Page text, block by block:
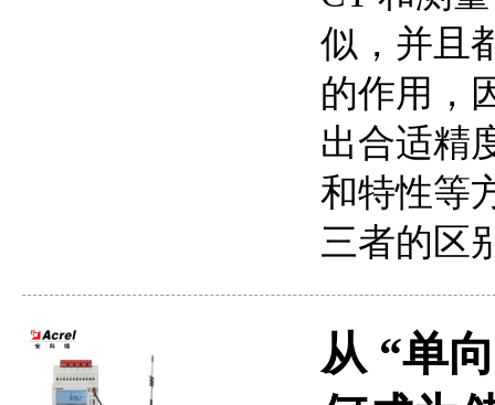
似，并且
的作用，
出合适精
和特性等
三者的区
从 “单